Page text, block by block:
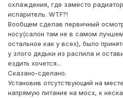
охлаждения, где заместо
испаритель. WTF?!
Вообщем сделав первичный
носу(салон там не в самом
остальное как у всех), было
у злого дядьки из распила и
ездить хочется...
Сказано-сделано.
Установив отсутствующий на
напрямую питание на мосх, к